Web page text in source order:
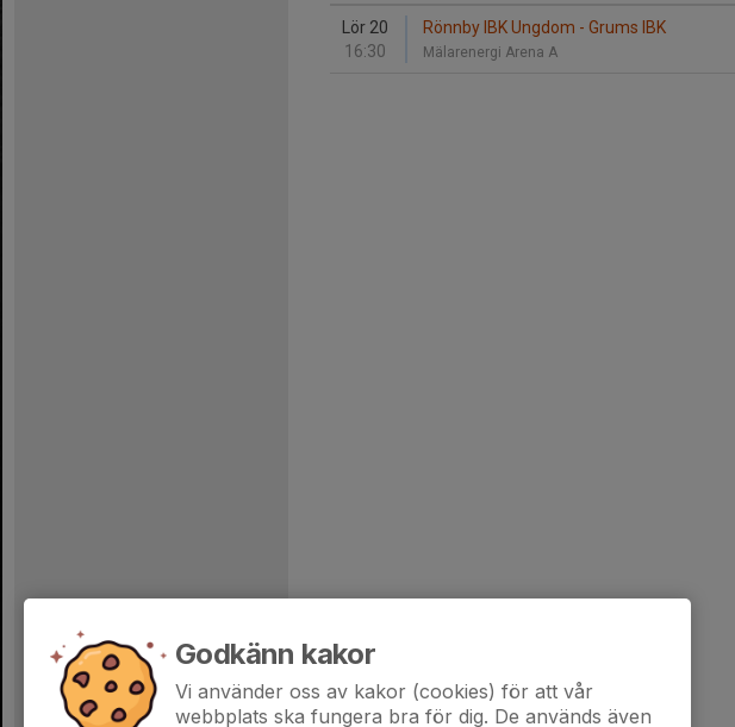
Lör 20
16:30
Rönnby IBK Ungdom - Grums IBK
Mälarenergi Arena A
Godkänn kakor
Vi använder oss av kakor (cookies) för att vår
webbplats ska fungera bra för dig. De används även